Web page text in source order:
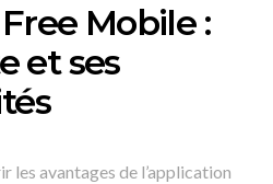
Mobile :
et ses
les avantages de l’application